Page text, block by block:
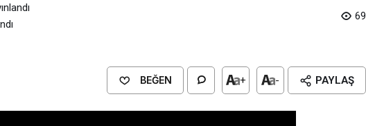
69
BEĞEN + - PAYLAŞ